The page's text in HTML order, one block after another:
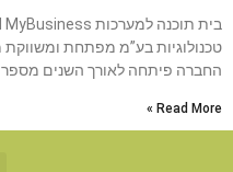
החברה פיתחה לאורך השנים מספר
Read More »